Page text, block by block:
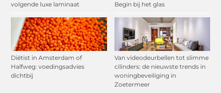
volgende luxe laminaat
Begin bij het glas
Diëtist in Amsterdam of
Halfweg: voedingsadvies
dichtbij
Van videodeurbellen tot slimme
cilinders: de nieuwste trends in
woningbeveiliging in
Zoetermeer